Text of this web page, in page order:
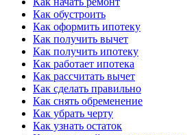
Как обустроить
Как оформить ипотеку
Как получить вычет
Как получить ипотеку
Как работает ипотека
Как рассчитать вычет
Как сделать правильно
Как снять обременение
Как убрать черту
Как узнать остаток